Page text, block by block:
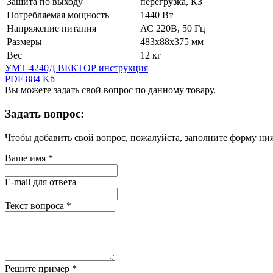
Потребляемая мощность
1440 Вт
Напряжение питания
АС 220В, 50 Гц
Размеры
483х88х375 мм
Вес
12 кг
УМТ-4240Д ВЕКТОР инструкция
PDF 884 Kb
Вы можете задать свой вопрос по данному товару.
Задать вопрос:
Чтобы добавить свой вопрос, пожалуйста, заполните форму
Ваше имя *
E-mail для ответа
Текст вопроса *
Решите пример *